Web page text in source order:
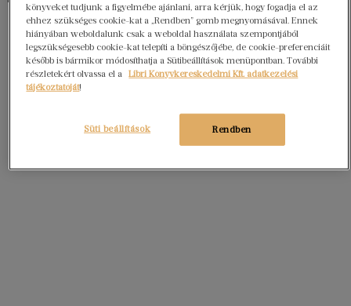
könyveket tudjunk a figyelmébe ajánlani, arra kérjük, hogy fogadja el az
ehhez szükséges cookie-kat a „Rendben” gomb megnyomásával. Ennek
hiányában weboldalunk csak a weboldal használata szempontjából
legszükségesebb cookie-kat telepíti a böngészőjébe, de cookie-preferenciáit
később is bármikor módosíthatja a Sütibeállítások menüpontban. További
részletekért olvassa el a
Libri Könyvkereskedelmi Kft. adatkezelési
tájékoztatóját!
Rendben
Süti beállítások